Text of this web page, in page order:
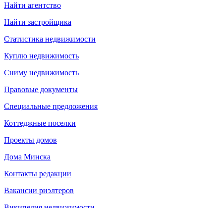
Найти агентство
Найти застройщика
Статистика недвижимости
Куплю недвижимость
Сниму недвижимость
Правовые документы
Специальные предложения
Коттеджные поселки
Проекты домов
Дома Минска
Контакты редакции
Вакансии риэлтеров